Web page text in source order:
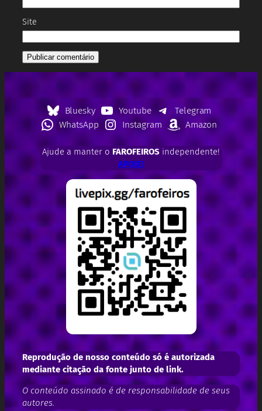
Site
Bluesky Youtube
Telegram
WhatsApp
Instagram Amazon
Ajude a manter o FAROFEIROSindependente!
APOIE!
Reprodução de nosso conteúdo só é autorizada
mediante citação da fonte junto de link.
O conteúdo assinado é de responsabilidade de seus
autores.